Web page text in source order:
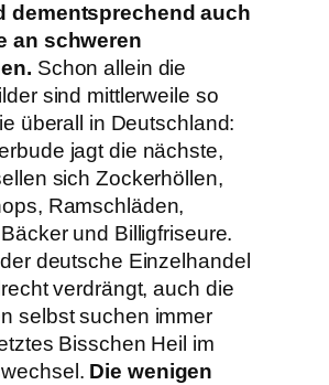
dementsprechend auch
an schweren
Schon allein die
sind mittlerweile so
überall in Deutschland:
jagt die nächste,
sich Zockerhöllen,
Ramschläden,
und Billigfriseure.
deutsche Einzelhandel
verdrängt, auch die
selbst suchen immer
Bisschen Heil im
Die wenigen